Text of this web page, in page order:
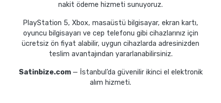
nakit ödeme hizmeti sunuyoruz.
PlayStation 5, Xbox, masaüstü bilgisayar, ekran kartı,
oyuncu bilgisayarı ve cep telefonu gibi cihazlarınız için
ücretsiz ön fiyat alabilir, uygun cihazlarda adresinizden
teslim avantajından yararlanabilirsiniz.
Satinbize.com — İstanbul’da güvenilir ikinci el elektronik
alım hizmeti.